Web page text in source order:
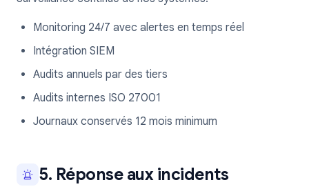
Monitoring 24/7 avec alertes en temps réel
Intégration SIEM
Audits annuels par des tiers
Audits internes ISO 27001
Journaux conservés 12 mois minimum
5. Réponse aux incidents